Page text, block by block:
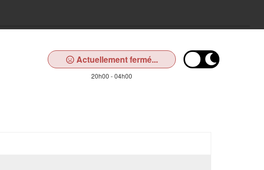
Actuellement fermé...
20h00 - 04h00